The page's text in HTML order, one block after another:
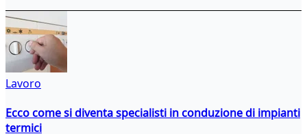
Lavoro
Ecco come si diventa specialisti in conduzione di impianti
termici